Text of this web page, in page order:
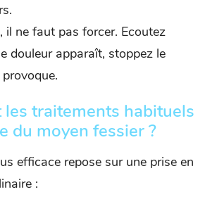
il ne faut pas forcer. Ecoutez
douleur apparaît, stoppez le
les traitements habituels
du moyen fessier ?
efficace repose sur une prise en
: